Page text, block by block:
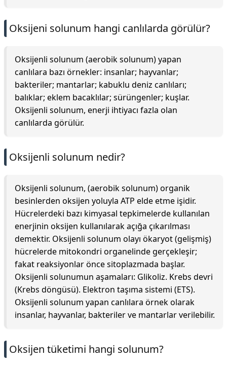
Oksijeni solunum hangi canlılarda görülür?
Oksijenli solunum (aerobik solunum) yapan
canlılara bazı örnekler: insanlar; hayvanlar;
bakteriler; mantarlar; kabuklu deniz canlıları;
balıklar; eklem bacaklılar; sürüngenler; kuşlar.
Oksijenli solunum, enerji ihtiyacı fazla olan
canlılarda görülür.
Oksijenli solunum nedir?
Oksijenli solunum, (aerobik solunum) organik
besinlerden oksijen yoluyla ATP elde etme işidir.
Hücrelerdeki bazı kimyasal tepkimelerde kullanılan
enerjinin oksijen kullanılarak açığa çıkarılması
demektir. Oksijenli solunum olayı ökaryot (gelişmiş)
hücrelerde mitokondri organelinde gerçekleşir;
fakat reaksiyonlar önce sitoplazmada başlar.
Oksijenli solunumun aşamaları: Glikoliz. Krebs devri
(Krebs döngüsü). Elektron taşıma sistemi (ETS).
Oksijenli solunum yapan canlılara örnek olarak
insanlar, hayvanlar, bakteriler ve mantarlar verilebilir.
Oksijen tüketimi hangi solunum?